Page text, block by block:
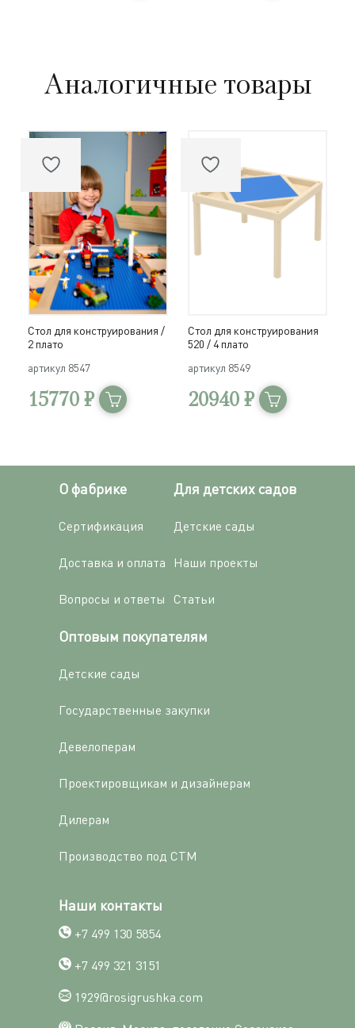
Аналогичные товары
Стол для конструирования /
2 плато
артикул 8547
15770 ₽
Стол для конструирования
520 / 4 плато
артикул 8549
20940 ₽
О фабрике
Сертификация
Доставка и оплата
Вопросы и ответы
Для детских садов
Детские сады
Наши проекты
Статьи
Оптовым покупателям
Детские сады
Государственные закупки
Девелоперам
Проектировщикам и дизайнерам
Дилерам
Производство под СТМ
Наши контакты
+7 499 130 5854
+7 499 321 3151
1929@rosigrushka.com